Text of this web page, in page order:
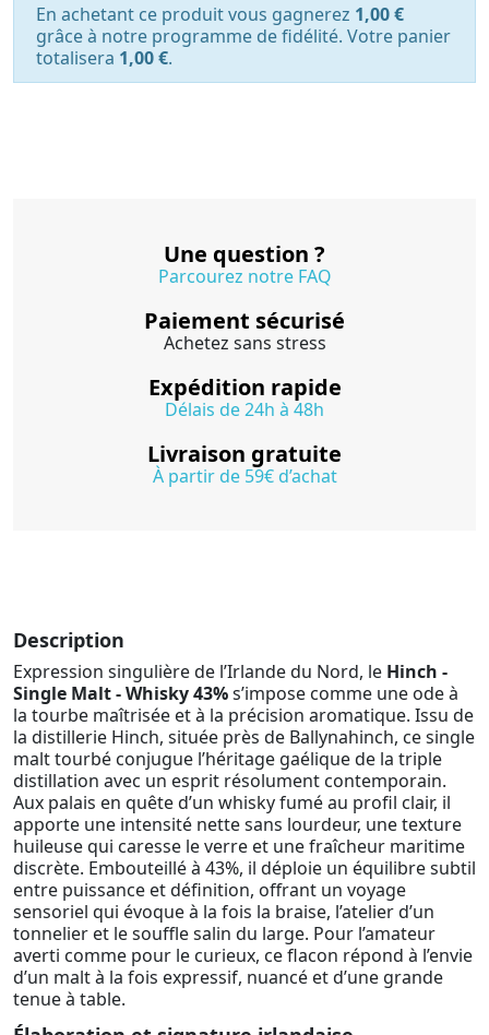
En achetant ce produit vous gagnerez 1,00 €
grâce à notre programme de fidélité. Votre panier
totalisera 1,00 €.
Une question ?
Parcourez notre FAQ
Paiement sécurisé
Achetez sans stress
Expédition rapide
Délais de 24h à 48h
Livraison gratuite
À partir de 59€ d’achat
Description
Expression singulière de l’Irlande du Nord, le Hinch -
Single Malt - Whisky 43%s’impose comme une ode à
la tourbe maîtrisée et à la précision aromatique. Issu de
la distillerie Hinch, située près de Ballynahinch, ce single
malt tourbé conjugue l’héritage gaélique de la triple
distillation avec un esprit résolument contemporain.
Aux palais en quête d’un whisky fumé au profil clair, il
apporte une intensité nette sans lourdeur, une texture
huileuse qui caresse le verre et une fraîcheur maritime
discrète. Embouteillé à 43%, il déploie un équilibre subtil
entre puissance et définition, offrant un voyage
sensoriel qui évoque à la fois la braise, l’atelier d’un
tonnelier et le souffle salin du large. Pour l’amateur
averti comme pour le curieux, ce flacon répond à l’envie
d’un malt à la fois expressif, nuancé et d’une grande
tenue à table.